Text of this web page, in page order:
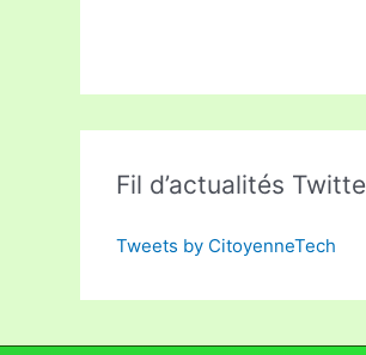
Fil d’actualités
Tweets by CitoyenneTech